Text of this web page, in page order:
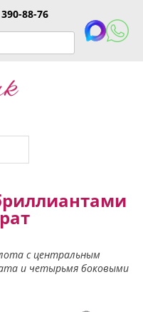
88-76
с центральным
и четырьмя боковыми